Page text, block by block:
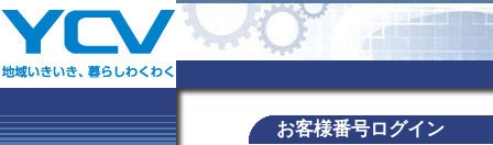
お客様番号ログイン